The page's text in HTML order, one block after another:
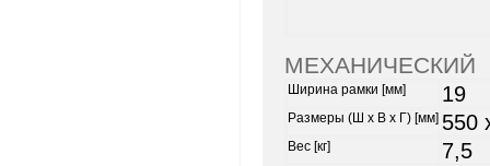
МЕХАНИЧЕСКИЙ
Ширина рамки [мм] 19
Размеры (Ш x В x Г) [мм] 550
Вес [кг] 7,5